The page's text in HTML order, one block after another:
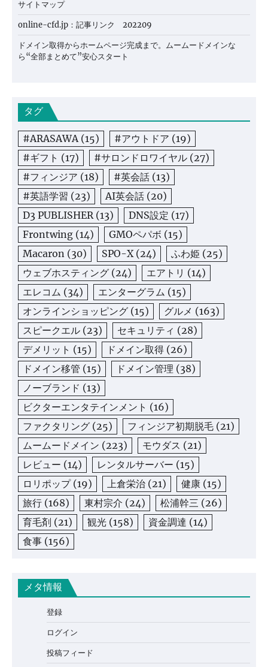
サイトマップ
online-cfd.jp：記事リンク 202209
ドメイン取得からホームページ完成まで。ムームードメインな
ら“全部まとめて”安心スタート
タグ
#ARASAWA (15) #アウトドア (19)
#ギフト (17) #サロンドロワイヤル (27)
#フィンジア (18) #英会話 (13)
#英語学習 (23) AI英会話 (20)
D3 PUBLISHER (13) DNS設定 (17)
Frontwing (14) GMOペパボ (15)
Macaron (30) SPO-X (24) ふわ姫 (25)
ウェブホスティング (24) エアトリ (14)
エレコム (34) エンターグラム (15)
オンラインショッピング (15) グルメ (163)
スピークエル (23) セキュリティ (28)
デメリット (15) ドメイン取得 (26)
ドメイン移管 (15) ドメイン管理 (38)
ノーブランド (13)
ビクターエンタテインメント (16)
ファクタリング (25) フィンジア初期脱毛 (21)
ムームードメイン (223) モウダス (21)
レビュー (14) レンタルサーバー (15)
ロリポップ(19) 上倉栄治 (21) 健康 (15)
旅行 (168) 東村宗介 (24) 松浦幹三 (26)
育毛剤 (21) 観光 (158) 資金調達 (14)
食事 (156)
メタ情報
登録
ログイン
投稿フィード